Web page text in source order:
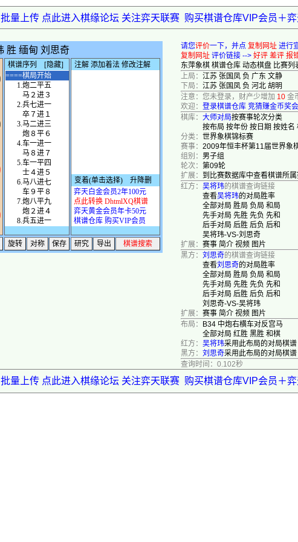
量上传 点此进入棋缘论坛 关注弈天联赛 购买棋谱仓库VIP会员＋
请您评价一下，并点 复制网址 进行
复制网址 评价链接 --> 好评 差评 报
东萍象棋 棋谱仓库 动态棋盘 比赛列
上局： 江苏 张国凤 负 广东 文静
下局： 江苏 张国凤 负 河北 胡明
注意：您未登录，财产少增加 10 金
欢迎： 登录棋谱仓库 竞猜赚金币奖
棋库： 大师对局按赛事轮次分类
按布局 按年份 按日期 按姓名
分类： 世界象棋锦标赛
赛事： 2009年恒丰杯第11届世界象
组别： 男子组
轮次： 第09轮
扩展： 到比赛数据库中查看棋谱所
红方： 吴将玮的棋谱查询链接
查看吴将玮的对局胜率
全部对局 胜局 负局 和局
先手对局 先胜 先负 先和
后手对局 后胜 后负 后和
吴将玮-VS-刘思奇
扩展： 赛事 简介 视频 图片
黑方： 刘思奇的棋谱查询链接
查看刘思奇的对局胜率
全部对局 胜局 负局 和局
先手对局 先胜 先负 先和
后手对局 后胜 后负 后和
刘思奇-VS-吴将玮
扩展： 赛事 简介 视频 图片
布局：
B34 中炮右横车对反宫马
全部对局 红胜 黑胜 和棋
红方： 吴将玮采用此布局的对局棋谱
黑方： 刘思奇采用此布局的对局棋谱
查询时间：0.102秒
量上传 点此进入棋缘论坛 关注弈天联赛 购买棋谱仓库VIP会员＋